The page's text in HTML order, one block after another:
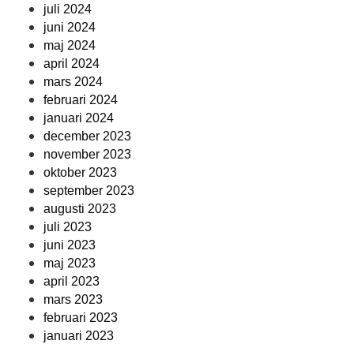
juli 2024
juni 2024
maj 2024
april 2024
mars 2024
februari 2024
januari 2024
december 2023
november 2023
oktober 2023
september 2023
augusti 2023
juli 2023
juni 2023
maj 2023
april 2023
mars 2023
februari 2023
januari 2023